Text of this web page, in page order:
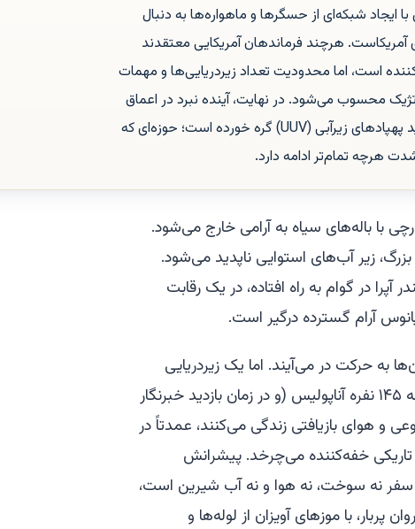
ایجاد شبکه‌ای از حسگرها و ماهواره‌ها به دنبال
هرچند فرماندهان آمریکایی معتقدند
است، اما محدودیت تعداد زیردریایی‌ها و مهمات
محسوب می‌شود. در نهایت، آینده نبرد در اعماق
دریا به ترکیبی از زیردریایی‌های سرنشین‌دار و نسل جدید پهپادهای زیرآبی (UUV) گره خورده است؛ حوزه‌ای که
هرچه تمام‌تر ادامه دارد.
با باله‌های سیاه به آرامی خارج می‌شود.
زیر آب‌های استوایی ناپدید می‌شود.
آپرا در گوام به راه افتاده، در یک رقابت
آرام گسترده درگیر است.
حرکت در می‌آیند. اما یک زیردریایی
آناپولیس (و در زمان بازدید خبرنگار
و هوای بازیافتی زندگی می‌کنند، عمدتاً در
خفه‌کننده می‌چرخد. پیشرانش
نه سوخت، نه هوا و نه آب شیرین است،
با موزهای آویزان از لوله‌ها و